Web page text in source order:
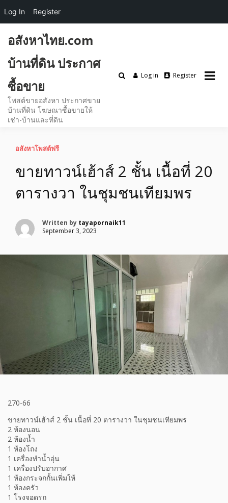
content
อสังหาไทย.com
บ้านที่ดิน ประกาศ
ซื้อขาย
โพสต์ขายอสังหา ประกาศขาย
บ้านที่ดิน โฆษณาซื้อขายให้
เช่า-บ้านและที่ดิน
Log in Register
อสังหาโพสต์ฟรี
ขายทาวน์เฮ้าส์ 2 ชั้น เนื้อที่ 20
ตารางวา ในชุมชนเทียมพร
Written by tayapornaik11
September 3, 2023
270-66
ขายทาวน์เฮ้าส์ 2 ชั้น เนื้อที่ 20 ตารางวา ในชุมชนเทียมพร
2 ห้องนอน
2 ห้องน้ำ
1 ห้องโถง
1 เครื่องทำน้ำอุ่น
1 เครื่องปรับอากาศ
1 ห้องกระจกกั้นเพิ่มให้
1 ห้องครัว
1 โรงจอดรถ
Log In Register